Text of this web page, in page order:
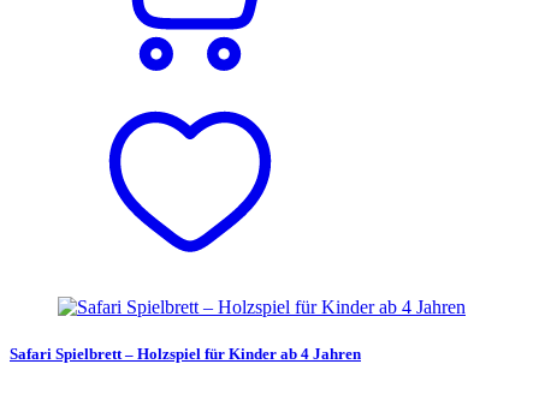
Safari Spielbrett – Holzspiel für Kinder ab 4 Jahren